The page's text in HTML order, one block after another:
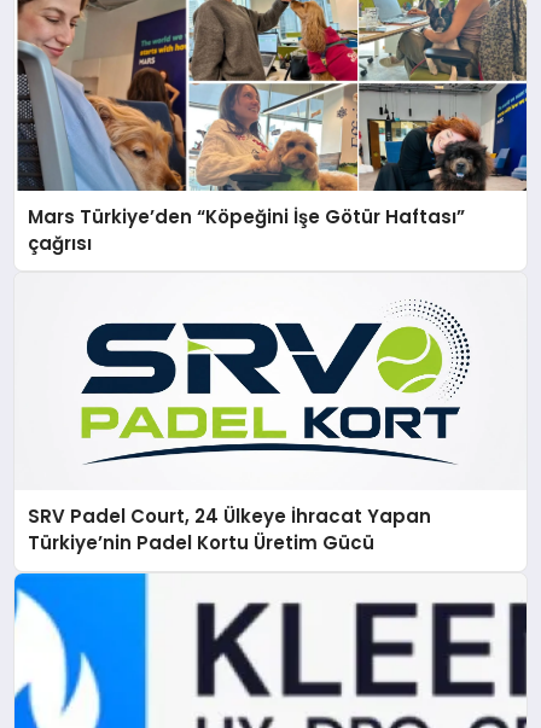
Mars Türkiye’den “Köpeğini İşe Götür Haftası”
çağrısı
SRV Padel Court, 24 Ülkeye İhracat Yapan
Türkiye’nin Padel Kortu Üretim Gücü